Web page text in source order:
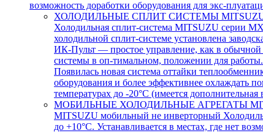
возможность доработки оборудования для экс-
ХОЛОДИЛЬНЫЕ СПЛИТ СИСТЕМЫ
Холодильная сплит-система MITSUZU серии
холодильной сплит-системе установлена
ИК-Пульт — простое управление, как в
системы в оп-тимальном, положении для
Появилась новая система оттайки
оборудования и более эффективнее охлаждать
температурах до -20°С (имеется
МОБИЛЬНЫЕ ХОЛОДИЛЬНЫЕ АГРЕГАТЫ
MITSUZU мобильный не инверторный
до +10°С. Устанавливается в местах, где нет